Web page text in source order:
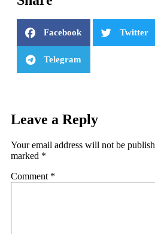
Facebook Twitter
Telegram
Leave a Reply
Your email address will not be
marked *
Comment *